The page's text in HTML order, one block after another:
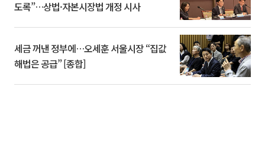
도록”…상법·자본시장법 개정 시사
세금 꺼낸 정부에…오세훈 서울시장 “집값
해법은 공급” [종합]